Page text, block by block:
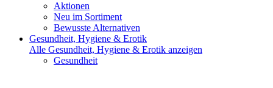
Aktionen
Neu im Sortiment
Bewusste Alternativen
Gesundheit, Hygiene & Erotik
Alle Gesundheit, Hygiene & Erotik anzeigen
Gesundheit